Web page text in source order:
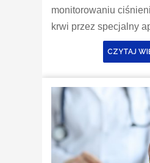
monitorowaniu
krwi przez specjalny
CZYTAJ